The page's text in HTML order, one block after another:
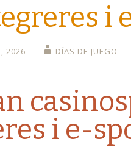
i
2026 DÍAS DE JUEGO
i e-